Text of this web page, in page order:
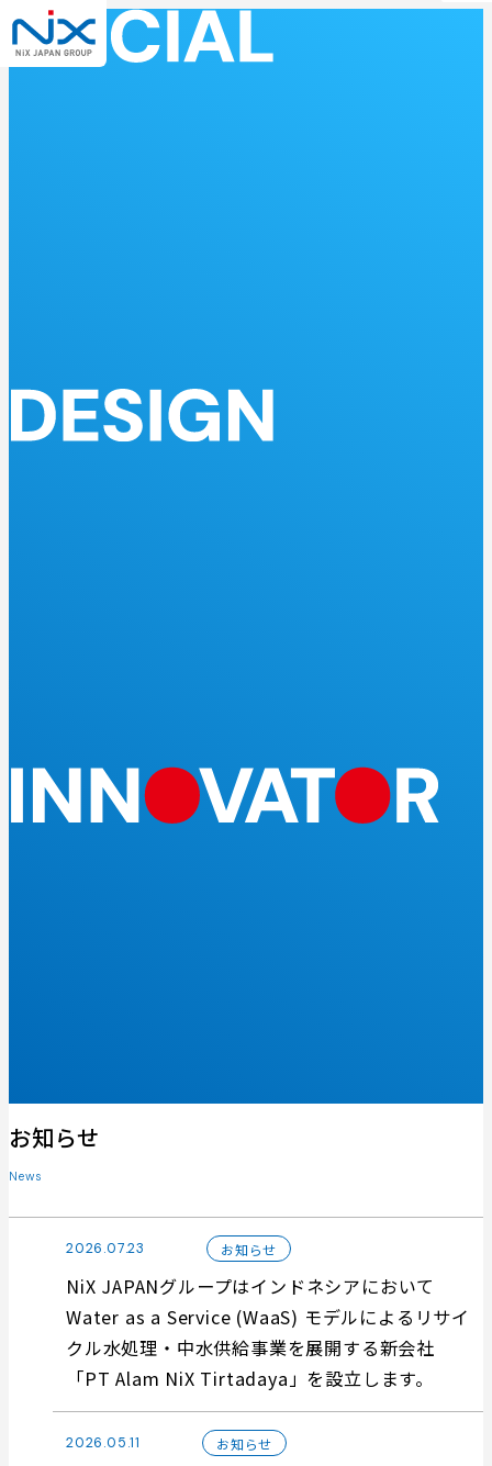
メ
お知らせ
News
2026.07.23 お知らせ
NiX JAPANグループはインドネシアにおいて
Water as a Service (WaaS) モデルによるリサイ
クル水処理・中水供給事業を展開する新会社
「PT Alam NiX Tirtadaya」を設立します。
2026.05.11 お知らせ